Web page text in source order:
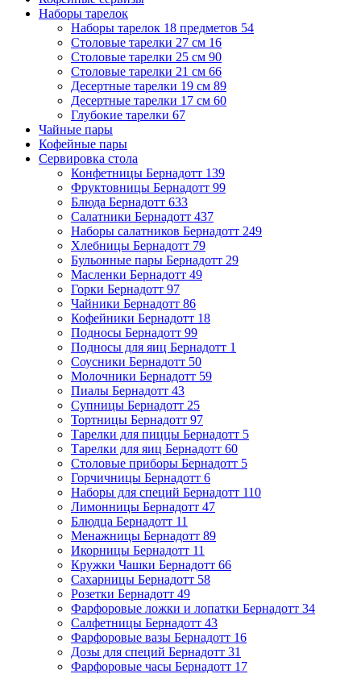
Наборы тарелок
Наборы тарелок 18 предметов 54
Столовые тарелки 27 см 16
Столовые тарелки 25 см 90
Столовые тарелки 21 см 66
Десертные тарелки 19 см 89
Десертные тарелки 17 см 60
Глубокие тарелки 67
Чайные пары
Кофейные пары
Сервировка стола
Конфетницы Бернадотт 139
Фруктовницы Бернадотт 99
Блюда Бернадотт 633
Салатники Бернадотт 437
Наборы салатников Бернадотт 249
Хлебницы Бернадотт 79
Бульонные пары Бернадотт 29
Масленки Бернадотт 49
Горки Бернадотт 97
Чайники Бернадотт 86
Кофейники Бернадотт 18
Подносы Бернадотт 99
Подносы для яиц Бернадотт 1
Соусники Бернадотт 50
Молочники Бернадотт 59
Пиалы Бернадотт 43
Супницы Бернадотт 25
Тортницы Бернадотт 97
Тарелки для пиццы Бернадотт 5
Тарелки для яиц Бернадотт 60
Столовые приборы Бернадотт 5
Горчичницы Бернадотт 6
Наборы для специй Бернадотт 110
Лимонницы Бернадотт 47
Блюдца Бернадотт 11
Менажницы Бернадотт 89
Икорницы Бернадотт 11
Кружки Чашки Бернадотт 66
Сахарницы Бернадотт 58
Розетки Бернадотт 49
Фарфоровые ложки и лопатки Бернадотт 34
Салфетницы Бернадотт 43
Фарфоровые вазы Бернадотт 16
Дозы для специй Бернадотт 31
Фарфоровые часы Бернадотт 17